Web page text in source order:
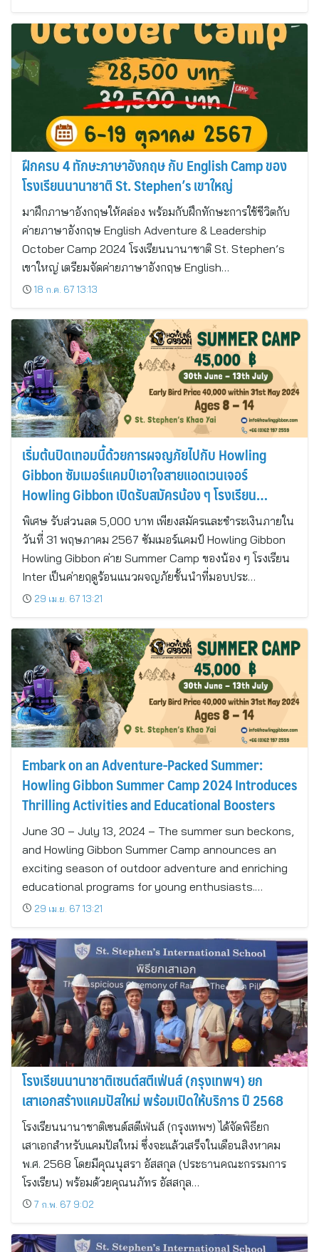
ฝึกครบ 4 ทักษะภาษาอังกฤษ กับ English Camp ของ
โรงเรียนนานาชาติ St. Stephen’s เขาใหญ่
มาฝึกภาษาอังกฤษให้คล่อง พร้อมกับฝึกทักษะการใช้ชีวิตกับ
ค่ายภาษาอังกฤษ English Adventure & Leadership
October Camp 2024 โรงเรียนนานาชาติ St. Stephen’s
เขาใหญ่ เตรียมจัดค่ายภาษาอังกฤษ English…
18 ก.ค. 67 13:13
เริ่มต้นปิดเทอมนี้ด้วยการผจญภัยไปกับ Howling
Gibbon ซัมเมอร์แคมป์เอาใจสายแอดเวนเจอร์
Howling Gibbon เปิดรับสมัครน้อง ๆ โรงเรียน
นานาชาติ เข้าร่วมการผจญภัยกลางแจ้งกับกิจกรรม
ต่าง ๆ ในช่วง 31 มิถุนายน – 13 กรกฎาคม 2567 ณ
อุทยานแห่งชาติเขาใหญ่
พิเศษ รับส่วนลด 5,000 บาท เพียงสมัครและชำระเงินภายใน
วันที่ 31 พฤษภาคม 2567 ซัมเมอร์แคมป์ Howling Gibbon
Howling Gibbon ค่าย Summer Camp ของน้อง ๆ โรงเรียน
Inter เป็นค่ายฤดูร้อนแนวผจญภัยชั้นนำที่มอบประ…
29 เม.ย. 67 13:21
Embark on an Adventure-Packed Summer:
Howling Gibbon Summer Camp 2024 Introduces
Thrilling Activities and Educational Boosters
June 30 – July 13, 2024 – The summer sun beckons,
and Howling Gibbon Summer Camp announces an
exciting season of outdoor adventure and enriching
educational programs for young enthusiasts.…
29 เม.ย. 67 13:21
โรงเรียนนานาชาติเซนต์สตีเฟ่นส์ (กรุงเทพฯ) ยก
เสาเอกสร้างแคมปัสใหม่ พร้อมเปิดให้บริการ ปี 2568
โรงเรียนนานาชาติเซนต์สตีเฟ่นส์ (กรุงเทพฯ) ได้จัดพิธียก
เสาเอกสำหรับแคมปัสใหม่ ซึ่งจะแล้วเสร็จในเดือนสิงหาคม
พ.ศ. 2568 โดยมีคุณนุสรา อัสสกุล (ประธานคณะกรรมการ
โรงเรียน) พร้อมด้วยคุณนภัทร อัสสกุล…
7 ก.พ. 67 9:02